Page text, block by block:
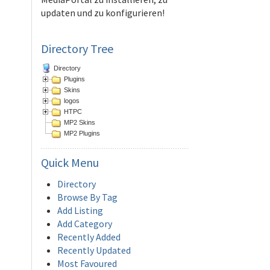
updaten und zu konfigurieren!
Directory Tree
Directory
Plugins
Skins
logos
HTPC
MP2 Skins
MP2 Plugins
Quick Menu
Directory
Browse By Tag
Add Listing
Add Category
Recently Added
Recently Updated
Most Favoured